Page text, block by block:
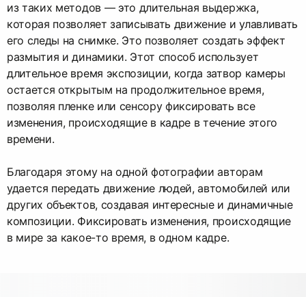
из таких методов — это длительная выдержка,
которая позволяет записывать движение и улавливать
его следы на снимке. Это позволяет создать эффект
размытия и динамики. Этот способ использует
длительное время экспозиции, когда затвор камеры
остается открытым на продолжительное время,
позволяя пленке или сенсору фиксировать все
изменения, происходящие в кадре в течение этого
времени.
Благодаря этому на одной фотографии авторам
удается передать движение людей, автомобилей или
других объектов, создавая интересные и динамичные
композиции. Фиксировать изменения, происходящие
в мире за какое-то время, в одном кадре.